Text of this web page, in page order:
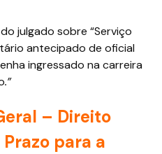
julgado sobre “Serviço
antecipado de oficial
ingressado na carreira
.”
– Direito
Prazo para a